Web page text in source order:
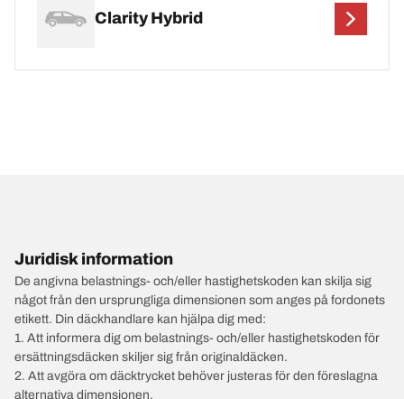
Clarity Hybrid
Juridisk information
De angivna belastnings- och/eller hastighetskoden kan skilja sig
något från den ursprungliga dimensionen som anges på fordonets
etikett. Din däckhandlare kan hjälpa dig med:
1. Att informera dig om belastnings- och/eller hastighetskoden för
ersättningsdäcken skiljer sig från originaldäcken.
2. Att avgöra om däcktrycket behöver justeras för den föreslagna
alternativa dimensionen.